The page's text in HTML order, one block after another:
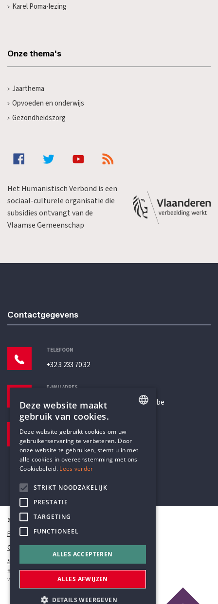
Karel Poma-lezing
Onze thema's
Jaarthema
Opvoeden en onderwijs
Gezondheidszorg
Het Humanistisch Verbond is een
sociaal-culturele organisatie die
subsidies ontvangt van de
Vlaamse Gemeenschap
Contactgegevens
TELEFOON
+32 3 233 70 32
E-MAILADRES
secretariaat@humanistischverbond.be
Pottenbrug 4
Antwerpen, 2000
© Humanistisch Verbond 2026
Privacy
Cookiestatement
Sitemap
#codedwithlove byCodelines
webapplicaties
mobiele apps&maatwerk websites
DUTCH
Deze website maakt
gebruik van cookies.
Deze website gebruikt cookies om uw
gebruikerservaring te verbeteren. Door
onze website te gebruiken, stemt u in met
alle cookies in overeenstemming met ons
Cookiebeleid. Lees verder
STRIKT NOODZAKELIJK
PRESTATIE
TARGETING
FUNCTIONEEL
ALLES ACCEPTEREN
ALLES AFWIJZEN
DETAILS WEERGEVEN